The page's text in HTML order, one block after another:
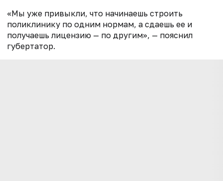
«Мы уже привыкли, что начинаешь строить
поликлинику по одним нормам, а сдаешь ее и
получаешь лицензию — по другим», — пояснил
губертатор.